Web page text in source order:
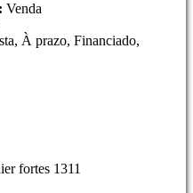
Venda
À prazo, Financiado,
fortes 1311